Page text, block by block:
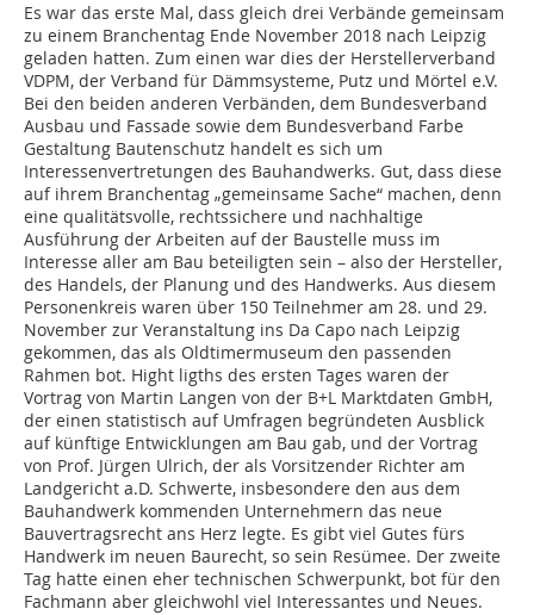
Es war das erste Mal, dass gleich drei Verbände gemeinsam
zu einem Branchentag Ende November 2018 nach Leipzig
geladen hatten. Zum einen war dies der Herstellerverband
VDPM, der Verband für Dämmsysteme, Putz und Mörtel e.V.
Bei den beiden anderen Verbänden, dem Bundesverband
Ausbau und Fassade sowie dem Bundesverband Farbe
Gestaltung Bautenschutz handelt es sich um
Interessenvertretungen des Bauhandwerks. Gut, dass diese
auf ihrem Branchentag „gemeinsame Sache“ machen, denn
eine qualitätsvolle, rechtssichere und nachhaltige
Ausführung der Arbeiten auf der Baustelle muss im
Interesse aller am Bau beteiligten sein – also der Hersteller,
des Handels, der Planung und des Handwerks. Aus diesem
Personenkreis waren über 150 Teilnehmer am 28. und 29.
November zur Veranstaltung ins Da Capo nach Leipzig
gekommen, das als Oldtimermuseum den passenden
Rahmen bot. Hight ligths des ersten Tages waren der
Vortrag von Martin Langen von der B+L Marktdaten GmbH,
der einen statistisch auf Umfragen begründeten Ausblick
auf künftige Entwicklungen am Bau gab, und der Vortrag
von Prof. Jürgen Ulrich, der als Vorsitzender Richter am
Landgericht a.D. Schwerte, insbesondere den aus dem
Bauhandwerk kommenden Unternehmern das neue
Bauvertragsrecht ans Herz legte. Es gibt viel Gutes fürs
Handwerk im neuen Baurecht, so sein Resümee. Der zweite
Tag hatte einen eher technischen Schwerpunkt, bot für den
Fachmann aber gleichwohl viel Interessantes und Neues.